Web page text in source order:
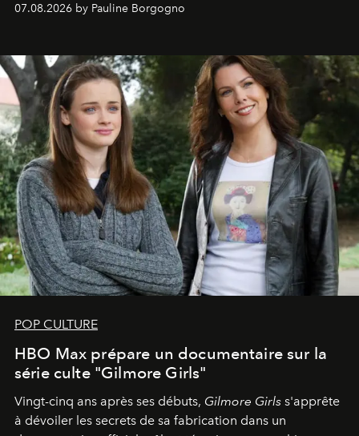
07.08.2026 by Pauline Borgogno
POP CULTURE
HBO Max prépare un documentaire sur la
série culte "Gilmore Girls"
Vingt-cinq ans après ses débuts, Gilmore Girls s'apprête
à dévoiler les secrets de sa fabrication dans un